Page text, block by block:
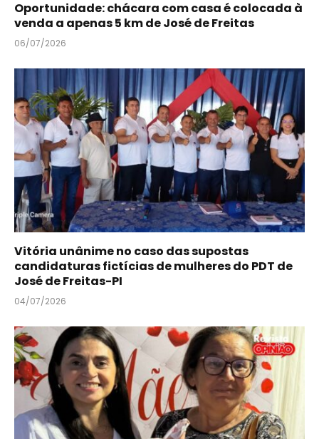
Oportunidade: chácara com casa é colocada à
venda a apenas 5 km de José de Freitas
06/07/2026
Vitória unânime no caso das supostas
candidaturas fictícias de mulheres do PDT de
José de Freitas-PI
04/07/2026